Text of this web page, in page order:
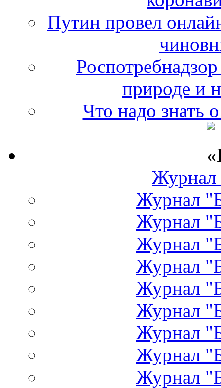
Путин провел
природе и
Что надо знать
Журнал
Журнал
Журнал
Журнал
Журнал
Журнал
Журнал
Журнал
Журнал
Журнал